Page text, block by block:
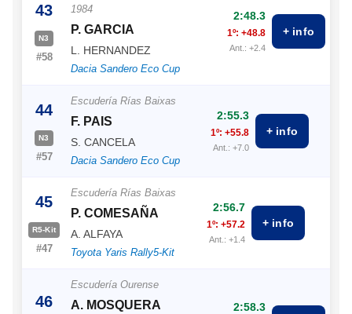
43
N3
#58
1984
P. GARCIA
L. HERNANDEZ
Dacia Sandero Eco Cup
2:48.3
1º: +48.8
Ant.: +2.4
+ info
44
N3
#57
Escudería Rías Baixas
F. PAIS
S. CANCELA
Dacia Sandero Eco Cup
2:55.3
1º: +55.8
Ant.: +7.0
+ info
45
R5-Kit
#47
Escudería Rías Baixas
P. COMESAÑA
A. ALFAYA
Toyota Yaris Rally5-Kit
2:56.7
1º: +57.2
Ant.: +1.4
+ info
46
Escudería Ourense
A. MOSQUERA 2:58.3